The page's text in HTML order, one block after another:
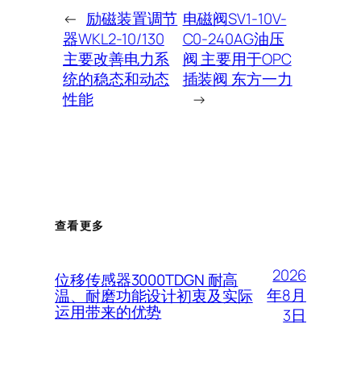
← 励磁装置调节
器WKL2-10/130
主要改善电力系
统的稳态和动态
性能
电磁阀SV1-10V-
C0-240AG油压
阀 主要用于OPC
插装阀 东方一力
→
查看更多
位移传感器3000TDGN 耐高
温、耐磨功能设计初衷及实际
运用带来的优势
2026
年8月
3日